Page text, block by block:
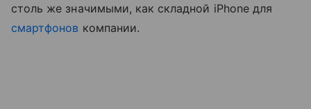
столь же значимыми, как складной iPhone для
смартфонов компании.